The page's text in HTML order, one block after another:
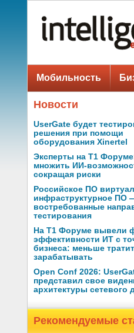
Мобильность
Новости
UserGate будет
решения при помощи
оборудования Xinertel
Эксперты на Т1
множить ИИ-
сокращая риски
Российское ПО
инфраструктурное ПО
востребованные
тестирования
На Т1 Форуме вывели
эффективности ИТ с
бизнеса: меньше
зарабатывать
Open Conf 2026:
представил свое
архитектуры сетевого
Рекомендуемые